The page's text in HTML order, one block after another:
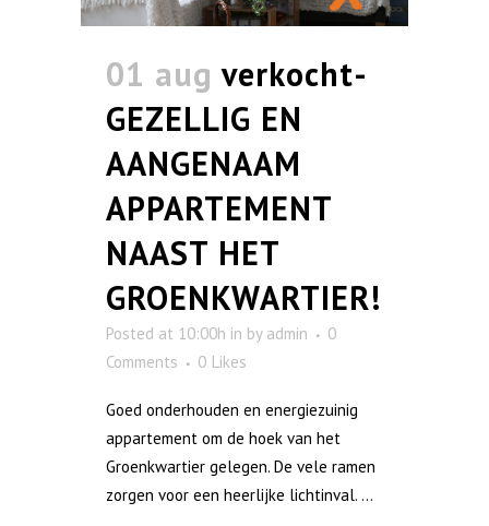
01 aug verkocht-
GEZELLIG EN
AANGENAAM
APPARTEMENT
NAAST HET
GROENKWARTIER!
Posted at 10:00h in by admin
0
Comments
0 Likes
Goed onderhouden en energiezuinig
appartement om de hoek van het
Groenkwartier gelegen. De vele ramen
zorgen voor een heerlijke lichtinval. ...